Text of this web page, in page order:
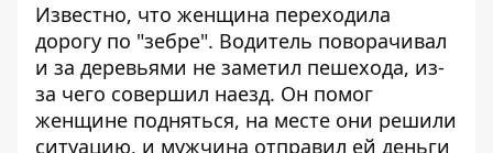
Известно, что женщина переходила
дорогу по "зебре". Водитель поворачивал
и за деревьями не заметил пешехода, из-
за чего совершил наезд. Он помог
женщине подняться, на месте они решили
ситуацию, и мужчина отправил ей деньги